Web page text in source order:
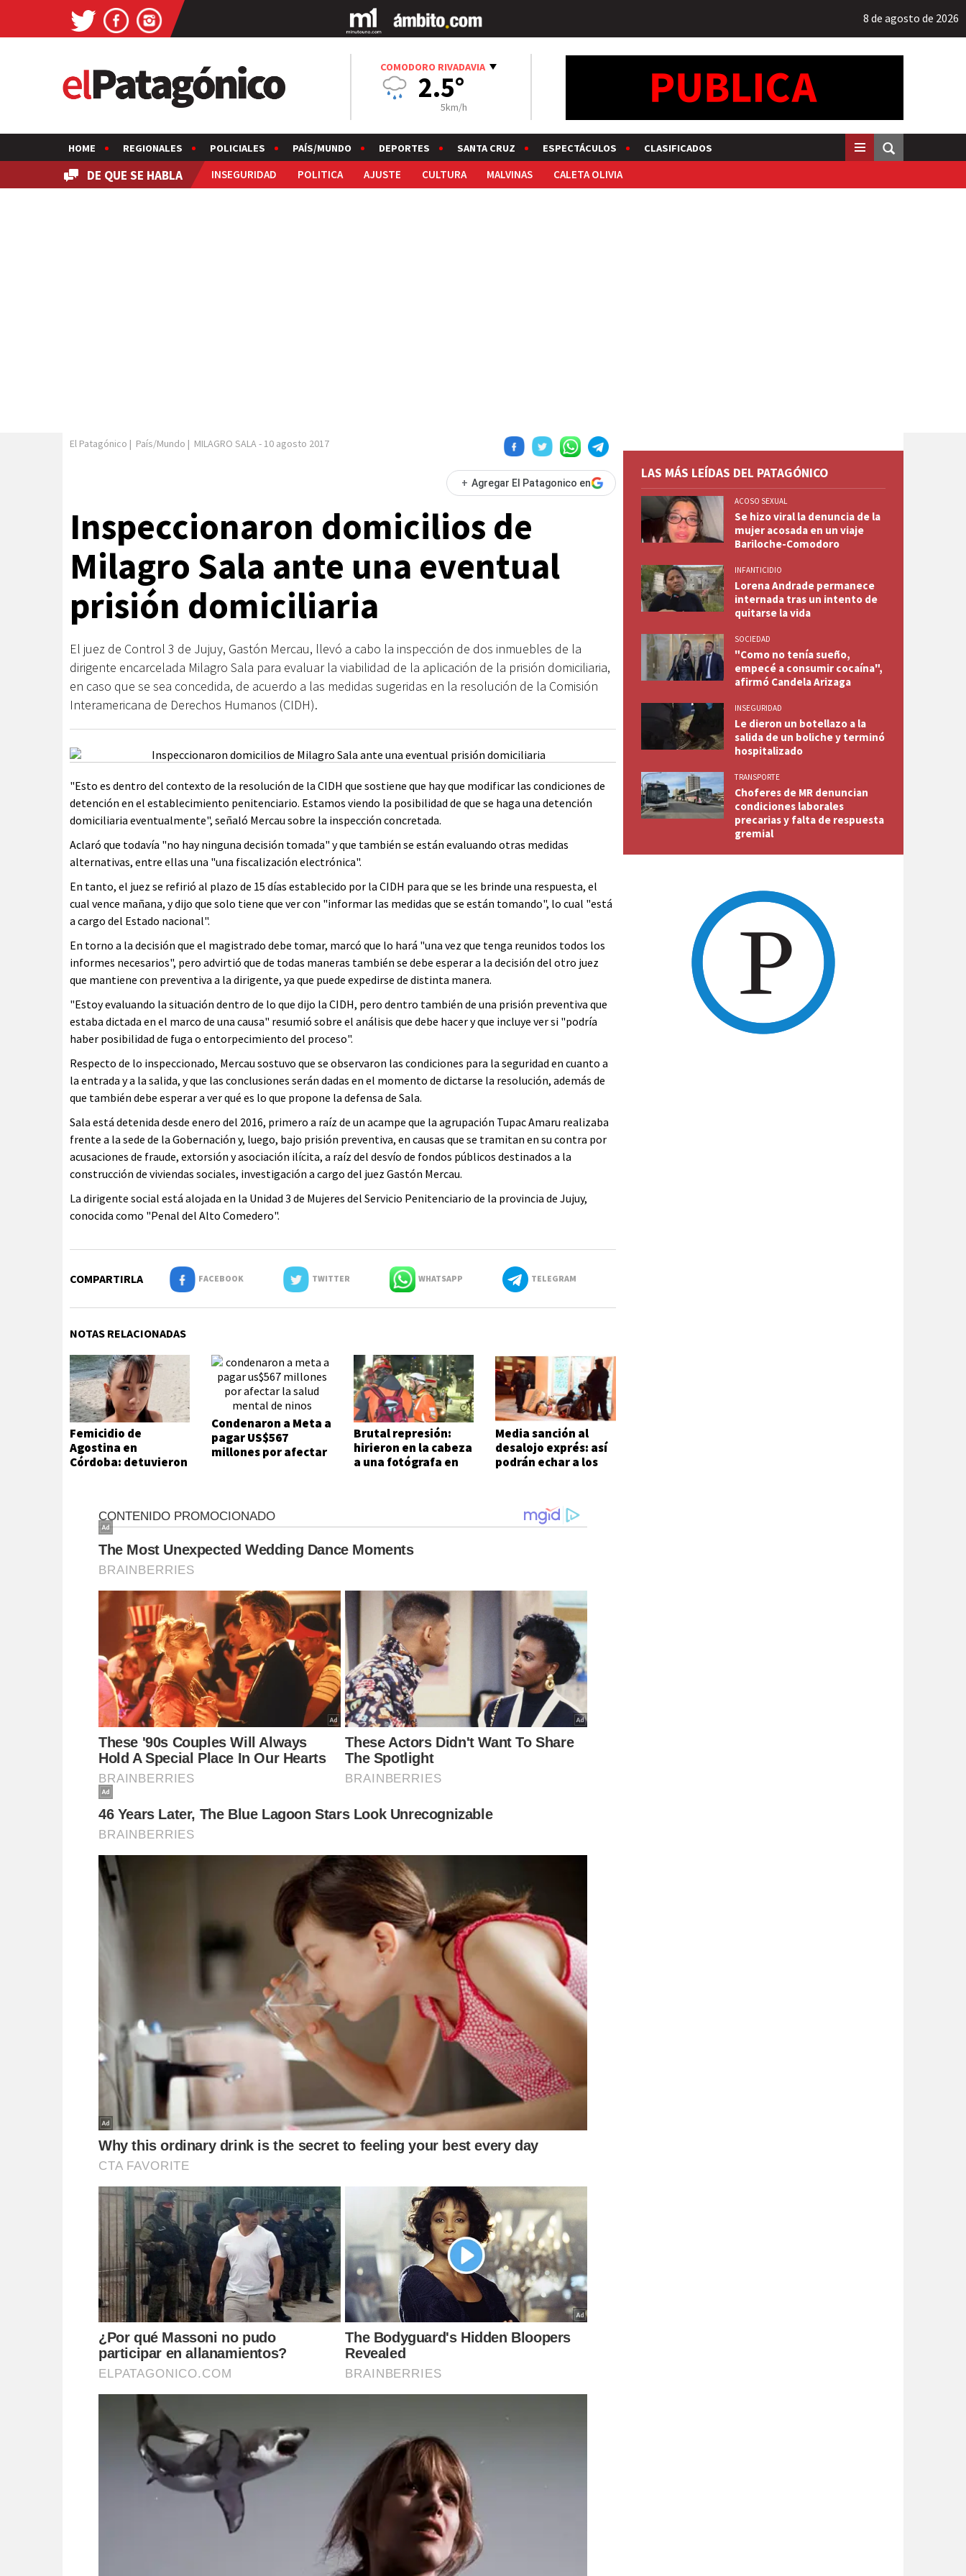
8 de agosto de 2026
COMODORO RIVADAVIA
2.5°
5km/h
HOME REGIONALES POLICIALES PAÍS/MUNDO DEPORTES SANTA CRUZ ESPECTÁCULOS CLASIFICADOS
DE QUE SE HABLA INSEGURIDAD POLITICA AJUSTE CULTURA MALVINAS CALETA OLIVIA
El Patagónico | País/Mundo | MILAGRO SALA- 10 agosto 2017
+ Agregar El Patagonico en
Inspeccionaron domicilios de
Milagro Sala ante una eventual
prisión domiciliaria
El juez de Control 3 de Jujuy, Gastón Mercau, llevó a cabo la inspección de dos inmuebles de la
dirigente encarcelada Milagro Sala para evaluar la viabilidad de la aplicación de la prisión domiciliaria,
en caso que se sea concedida, de acuerdo a las medidas sugeridas en la resolución de la Comisión
Interamericana de Derechos Humanos (CIDH).
"Esto es dentro del contexto de la resolución de la CIDH que sostiene que hay que modificar las condiciones de
detención en el establecimiento penitenciario. Estamos viendo la posibilidad de que se haga una detención
domiciliaria eventualmente", señaló Mercau sobre la inspección concretada.
Aclaró que todavía "no hay ninguna decisión tomada" y que también se están evaluando otras medidas
alternativas, entre ellas una "una fiscalización electrónica".
En tanto, el juez se refirió al plazo de 15 días establecido por la CIDH para que se les brinde una respuesta, el
cual vence mañana, y dijo que solo tiene que ver con "informar las medidas que se están tomando", lo cual "está
a cargo del Estado nacional".
En torno a la decisión que el magistrado debe tomar, marcó que lo hará "una vez que tenga reunidos todos los
informes necesarios", pero advirtió que de todas maneras también se debe esperar a la decisión del otro juez
que mantiene con preventiva a la dirigente, ya que puede expedirse de distinta manera.
"Estoy evaluando la situación dentro de lo que dijo la CIDH, pero dentro también de una prisión preventiva que
estaba dictada en el marco de una causa" resumió sobre el análisis que debe hacer y que incluye ver si "podría
haber posibilidad de fuga o entorpecimiento del proceso".
Respecto de lo inspeccionado, Mercau sostuvo que se observaron las condiciones para la seguridad en cuanto a
la entrada y a la salida, y que las conclusiones serán dadas en el momento de dictarse la resolución, además de
que también debe esperar a ver qué es lo que propone la defensa de Sala.
Sala está detenida desde enero del 2016, primero a raíz de un acampe que la agrupación Tupac Amaru realizaba
frente a la sede de la Gobernación y, luego, bajo prisión preventiva, en causas que se tramitan en su contra por
acusaciones de fraude, extorsión y asociación ilícita, a raíz del desvío de fondos públicos destinados a la
construcción de viviendas sociales, investigación a cargo del juez Gastón Mercau.
La dirigente social está alojada en la Unidad 3 de Mujeres del Servicio Penitenciario de la provincia de Jujuy,
conocida como "Penal del Alto Comedero".
COMPARTIRLA FACEBOOK TWITTER WHATSAPP TELEGRAM
NOTAS RELACIONADAS
Femicidio de
Agostina en
Córdoba: detuvieron
Condenaron a Meta a
pagar US$567
millones por afectar
Brutal represión:
hirieron en la cabeza
a una fotógrafa en
Media sanción al
desalojo exprés: así
podrán echar a los
LAS MÁS LEÍDAS DEL PATAGÓNICO
ACOSO SEXUAL
Se hizo viral la denuncia de la
mujer acosada en un viaje
Bariloche-Comodoro
INFANTICIDIO
Lorena Andrade permanece
internada tras un intento de
quitarse la vida
SOCIEDAD
"Como no tenía sueño,
empecé a consumir cocaína",
afirmó Candela Arizaga
INSEGURIDAD
Le dieron un botellazo a la
salida de un boliche y terminó
hospitalizado
TRANSPORTE
Choferes de MR denuncian
condiciones laborales
precarias y falta de respuesta
gremial